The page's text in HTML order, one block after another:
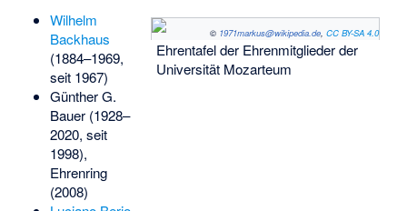
© 1971markus@wikipedia.de, CC BY-SA 4.0
Ehrentafel der Ehrenmitglieder der
Universität Mozarteum
Wilhelm
Backhaus
(1884–1969,
seit 1967)
Günther G.
Bauer(1928–
2020, seit
1998),
Ehrenring
(2008)